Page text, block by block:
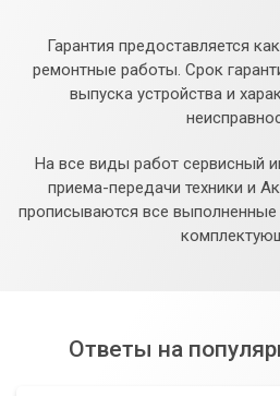
Гарантия предоставляется
ремонтные работы. Срок
выпуска устройства и
На все виды работ сервисный
приема-передачи техники и
прописываются все
Ответы на